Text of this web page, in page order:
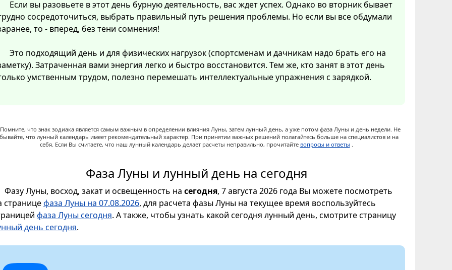
Если вы разовьете в этот день бурную деятельность, вас ждет успех. Однако во вторник бывает
сосредоточиться, выбрать правильный путь решения проблемы. Но если вы все обдумали
то - вперед, без тени сомнения!
Это подходящий день и для физических нагрузок (спортсменам и дачникам надо брать его на
Затраченная вами энергия легко и быстро восстановится. Тем же, кто занят в этот день
умственным трудом, полезно перемешать интеллектуальные упражнения с зарядкой.
Помните, что знак зодиака является самым важным в определении влияния Луны, затем лунный день, а уже потом фаза Луны и день недели. Не
что лунный календарь имеет рекомендательный характер. При принятии важных решений полагайтесь больше на специалистов и на
себя. Если Вы считаете, что наш лунный календарь делает расчеты неправильно, прочитайте вопросы и ответы .
Фаза Луны и лунный день на сегодня
Фазу Луны, восход, закат и освещенность на сегодня, 7 августа 2026 года Вы можете посмотреть
страницефаза Луны на 07.08.2026, для расчета фазы Луны на текущее время воспользуйтесь
фаза Луны сегодня. А также, чтобы узнать какой сегодня лунный день, смотрите страницу
день сегодня.